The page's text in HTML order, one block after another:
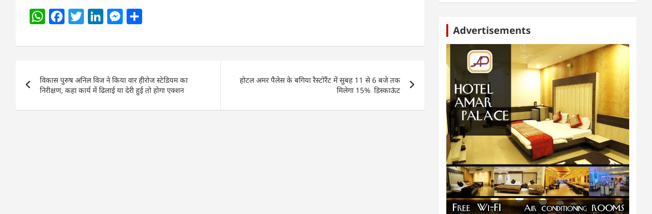
W
at
A
p
p
F
c
b
o
o
T
itt
Li
k
dI
n
M
ss
n
g
er
ar
navigation
विकास पुरुष अनिल विज ने किया वार हीरोज स्टेडियम का
निरीक्षण, कहा कार्य में ढिलाई या देरी हुई तो होगा एक्शन
होटल अमर पैलेस के बगिया रैस्टोरैंट में सुबह 11 से 6 बजे तक
मिलेगा 15% डिस्काऊंट
Advertisements